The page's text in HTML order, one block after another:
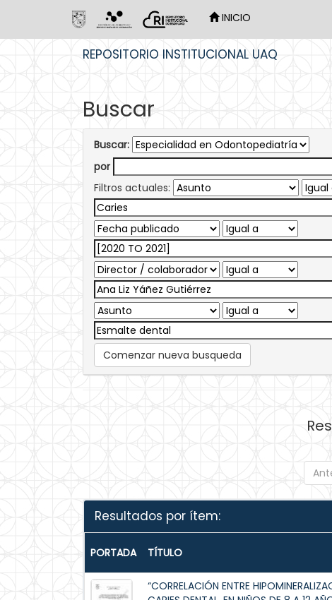
INICIO
REPOSITORIO INSTITUCIONAL UAQ
Buscar
Buscar:
por
Filtros actuales:
Comenzar nueva busqueda
Resultados por ítem:
PORTADA TÍTULO
“CORRELACIÓN ENTRE